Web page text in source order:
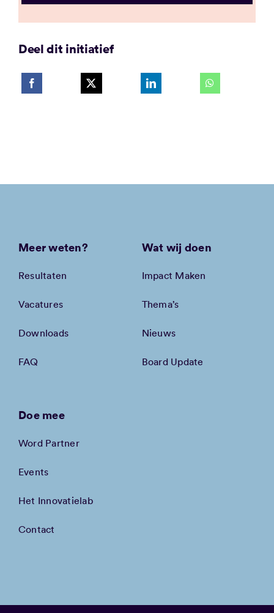
Deel dit initiatief
Meer weten?
Resultaten
Vacatures
Downloads
FAQ
Wat wij doen
Impact Maken
Thema’s
Nieuws
Board Update
Doe mee
Word Partner
Events
Het Innovatielab
Contact